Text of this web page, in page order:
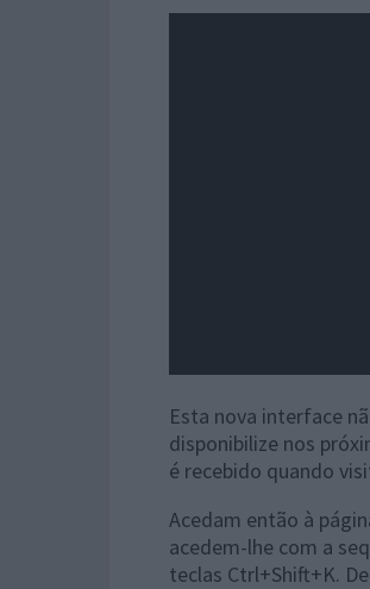
Esta nova interface
disponibilize nos
é recebido quando
Acedam então à
acedem-lhe com a
teclas Ctrl+Shift+K.